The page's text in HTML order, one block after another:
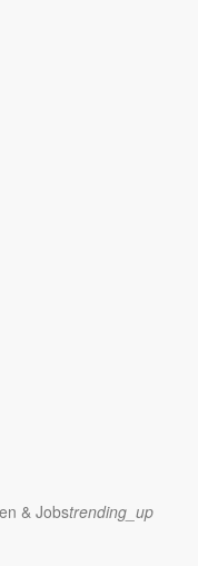
& Jobstrending_up